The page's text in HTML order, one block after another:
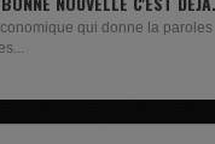
sur deux, Maxime Janssens vous
livres de...